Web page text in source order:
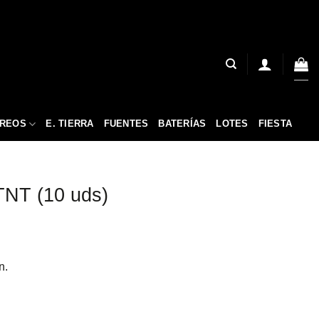
E. TIERRA FUENTES BATERÍAS LOTES FIESTA
(10 uds)